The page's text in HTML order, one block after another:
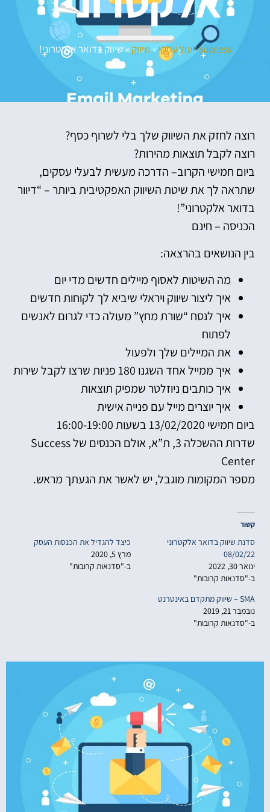
success ייעוץ עסקי »שיווק »שיווק בדואר אלקטרוני!
רוצה לחזק את השיווק שלך בלי לשרוף כסף?
רוצה לקבל תוצאות מהירות?
ביום חמישי הקרוב– הדרכה מעשית לבעלי עסקים,
שתראה לך את שיטת השיווק האפקטיבית ביותר – “דיוור
בדואר אלקטרוני”!
הכניסה – חינם
בין הנושאים בהרצאה:
מה השיטות לאסוף מיילים חדשים מדי יום
איך ליצור שיווק ויראלי שיביא לך לקוחות חדשים
איך לנסח “שורת מחץ” מעולה כדי לגרום לאנשים
לפתוח
את המיילים שלך ולפעול
איך ממייל אחד השגנו 180 פניות שרצו לקבל שירות
איך כותבים ניוזלטר שמפיק תוצאות
איך יוצרים מייל עם פנייה אישית
ביום חמישי 13/02/2020 בשעות 16:00-19:00
שדרות ההשכלה 3, ת”א, אולם הכנסים של Success
Center
מספר המקומות מוגבל, יש לאשר את הגעתך מראש.
קשור
סדנת שיווק בדואר אלקטרוני
08/02/22
ינואר 30, 2022
ב-"סדנאות קרובות"
כיצד להגדיל את הכנסות העסק
מרץ 5, 2020
ב-"סדנאות קרובות"
SMA – שיווק מתקדם באינטרנט
נובמבר 21, 2019
ב-"סדנאות קרובות"